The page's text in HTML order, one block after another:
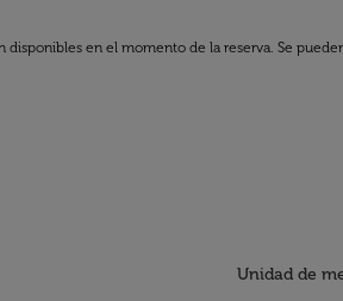
en el momento de la reserva. Se
Unidad de